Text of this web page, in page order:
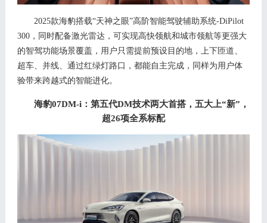
2025款海豹搭载“天神之眼”高阶智能驾驶辅助系统-DiPilot
300，同时配备激光雷达，可实现高快领航和城市领航等更强大
的智驾功能场景覆盖，用户只需提前预设目的地，上下匝道、
超车、并线、通过红绿灯路口，都能自主完成，同样为用户体
验带来跨越式的智能进化。
海豹07DM-i：第五代DM技术两大首搭，五大上“新”，
超26项全系标配